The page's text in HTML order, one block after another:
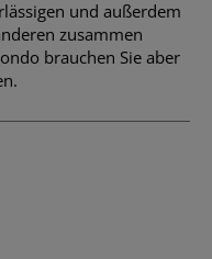
und außerdem
zusammen
brauchen Sie aber